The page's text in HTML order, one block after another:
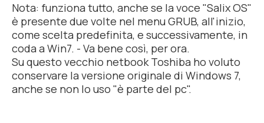
Nota: funziona tutto, anche se la voce "Salix OS"
è presente due volte nel menu GRUB, all'inizio,
come scelta predefinita, e successivamente, in
coda a Win7. - Va bene così, per ora.
Su questo vecchio netbook Toshiba ho voluto
conservare la versione originale di Windows 7,
anche se non lo uso "è parte del pc".